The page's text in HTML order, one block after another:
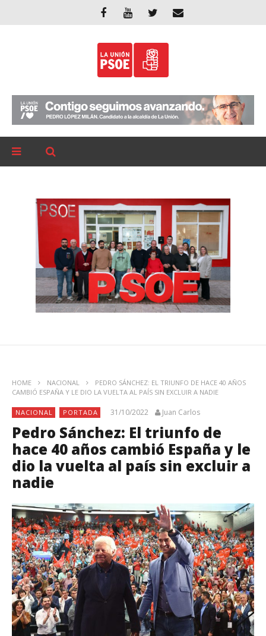
HOME NACIONAL
PEDRO SÁNCHEZ: EL TRIUNFO DE HACE 40 AÑOS
CAMBIÓ ESPAÑA Y LE DIO LA VUELTA AL PAÍS SIN EXCLUIR A NADIE
NACIONAL PORTADA 31/10/2022 Juan Carlos
Pedro Sánchez: El triunfo de
hace 40 años cambió España y le
dio la vuelta al país sin excluir a
nadie